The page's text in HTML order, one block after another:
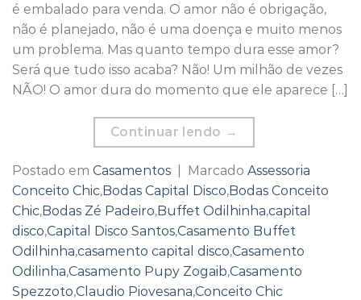
é embalado para venda. O amor não é obrigação,
não é planejado, não é uma doença e muito menos
um problema. Mas quanto tempo dura esse amor?
Será que tudo isso acaba? Não! Um milhão de vezes
NÃO! O amor dura do momento que ele aparece […]
Continuar lendo →
Postado em Casamentos Marcado Assessoria
Conceito Chic,Bodas Capital Disco,Bodas Conceito
Chic,Bodas Zé Padeiro,Buffet Odilhinha,capital
disco,Capital Disco Santos,Casamento Buffet
Odilhinha,casamento capital disco,Casamento
Odilinha,Casamento Pupy Zogaib,Casamento
Spezzoto,Claudio Piovesana,Conceito Chic